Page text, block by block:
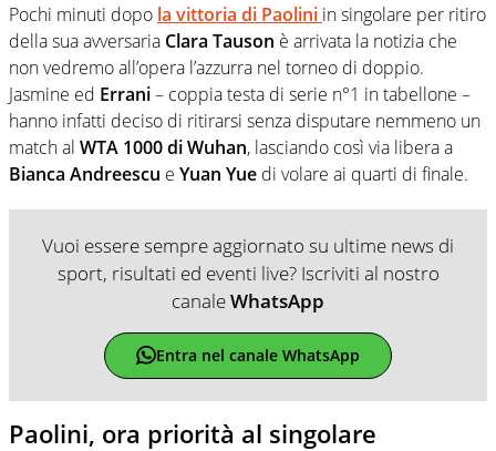
Pochi minuti dopo la vittoria di Paolini in singolare per ritiro
della sua avversaria Clara Tauson è arrivata la notizia che
non vedremo all’opera l’azzurra nel torneo di doppio.
Jasmine ed Errani– coppia testa di serie n°1 in tabellone –
hanno infatti deciso di ritirarsi senza disputare nemmeno un
match al WTA 1000 di Wuhan, lasciando così via libera a
Bianca Andreescu e Yuan Yue di volare ai quarti di finale.
Vuoi essere sempre aggiornato su ultime news di
sport, risultati ed eventi live? Iscriviti al nostro
canaleWhatsApp
Entra nel canale WhatsApp
Paolini, ora priorità al singolare